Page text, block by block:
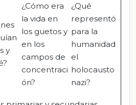
y
¿Cómo era
la vida en
los guetos y
en los
campos de
concentraci
ón?
¿Qué
representó
para la
humanidad
el
holocausto
nazi?